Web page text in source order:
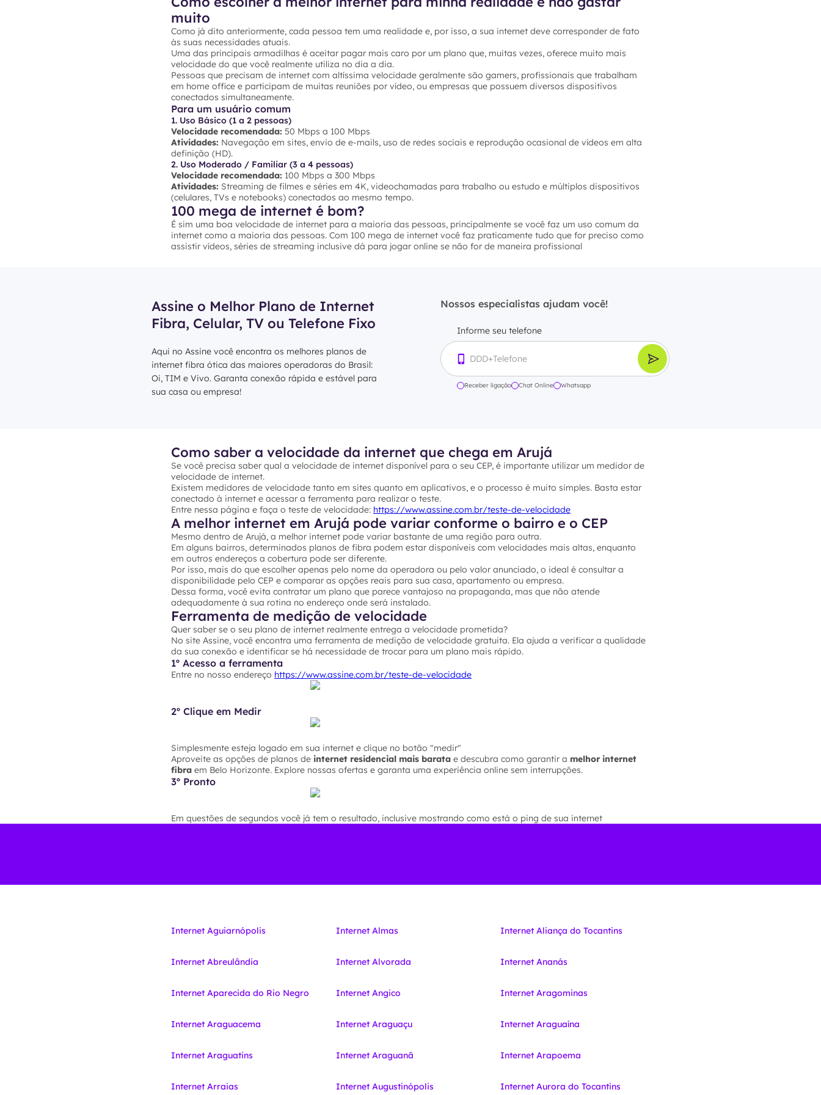
muito
Como já dito anteriormente, cada pessoa tem uma realidade e, por isso, a sua internet deve corresponder de fato
às suas necessidades atuais.
Uma das principais armadilhas é aceitar pagar mais caro por um plano que, muitas vezes, oferece muito mais
velocidade do que você realmente utiliza no dia a dia.
Pessoas que precisam de internet com altíssima velocidade geralmente são gamers, profissionais que trabalham
em home office e participam de muitas reuniões por vídeo, ou empresas que possuem diversos dispositivos
conectados simultaneamente.
Para um usuário comum
1. Uso Básico (1 a 2 pessoas)
Velocidade recomendada: 50 Mbps a 100 Mbps
Atividades: Navegação em sites, envio de e-mails, uso de redes sociais e reprodução ocasional de vídeos em alta
definição (HD).
2. Uso Moderado / Familiar (3 a 4 pessoas)
Velocidade recomendada: 100 Mbps a 300 Mbps
Atividades: Streaming de filmes e séries em 4K, videochamadas para trabalho ou estudo e múltiplos dispositivos
(celulares, TVs e notebooks) conectados ao mesmo tempo.
100 mega de internet é bom?
É sim uma boa velocidade de internet para a maioria das pessoas, principalmente se você faz um uso comum da
internet como a maioria das pessoas. Com 100 mega de internet você faz praticamente tudo que for preciso como
assistir vídeos, séries de streaming inclusive dá para jogar online se não for de maneira profissional
Assine o Melhor Plano de Internet
Fibra, Celular, TV ou Telefone Fixo
Aqui no Assine você encontra os melhores planos de
internet fibra ótica das maiores operadoras do Brasil:
Oi, TIM e Vivo. Garanta conexão rápida e estável para
sua casa ou empresa!
Nossos especialistas ajudam você!
Informe seu telefone
Receber ligação Chat Online Whatsapp
Como saber a velocidade da internet que chega em Arujá
Se você precisa saber qual a velocidade de internet disponível para o seu CEP, é importante utilizar um medidor de
velocidade de internet.
Existem medidores de velocidade tanto em sites quanto em aplicativos, e o processo é muito simples. Basta estar
conectado à internet e acessar a ferramenta para realizar o teste.
Entre nessa página e faça o teste de velocidade: https://www.assine.com.br/teste-de-velocidade
A melhor internet em Arujá pode variar conforme o bairro e o CEP
Mesmo dentro de Arujá, a melhor internet pode variar bastante de uma região para outra.
Em alguns bairros, determinados planos de fibra podem estar disponíveis com velocidades mais altas, enquanto
em outros endereços a cobertura pode ser diferente.
Por isso, mais do que escolher apenas pelo nome da operadora ou pelo valor anunciado, o ideal é consultar a
disponibilidade pelo CEP e comparar as opções reais para sua casa, apartamento ou empresa.
Dessa forma, você evita contratar um plano que parece vantajoso na propaganda, mas que não atende
adequadamente à sua rotina no endereço onde será instalado.
Ferramenta de medição de velocidade
Quer saber se o seu plano de internet realmente entrega a velocidade prometida?
No site Assine, você encontra uma ferramenta de medição de velocidade gratuita. Ela ajuda a verificar a qualidade
da sua conexão e identificar se há necessidade de trocar para um plano mais rápido.
1º Acesso a ferramenta
Entre no nosso endereço https://www.assine.com.br/teste-de-velocidade
2º Clique em Medir
Simplesmente esteja logado em sua internet e clique no botão "medir"
Aproveite as opções de planos de internet residencial mais barata e descubra como garantir a melhor internet
fibra em Belo Horizonte. Explore nossas ofertas e garanta uma experiência online sem interrupções.
3º Pronto
Em questões de segundos você já tem o resultado, inclusive mostrando como está o ping de sua internet
Internet Aguiarnópolis Internet Almas Internet Aliança do Tocantins
Internet Abreulândia Internet Alvorada Internet Ananás
Internet Aparecida do Rio Negro Internet Angico Internet Aragominas
Internet Araguacema Internet Araguaçu Internet Araguaína
Internet Araguatins Internet Araguanã Internet Arapoema
Internet Arraias Internet Augustinópolis Internet Aurora do Tocantins